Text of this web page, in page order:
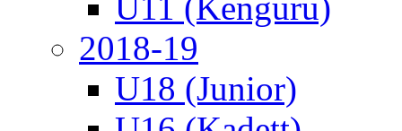
2018-19
U18 (Junior)